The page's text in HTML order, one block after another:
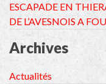
ESCAPADE EN
DE L’AVESNOIS A
Archives
Actualités